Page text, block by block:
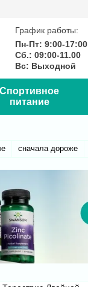
График работы:
Пн-Пт: 9:00-17:00
Сб.: 09:00-11.00
Вс: Выходной
Спортивное
питание
сначала дороже